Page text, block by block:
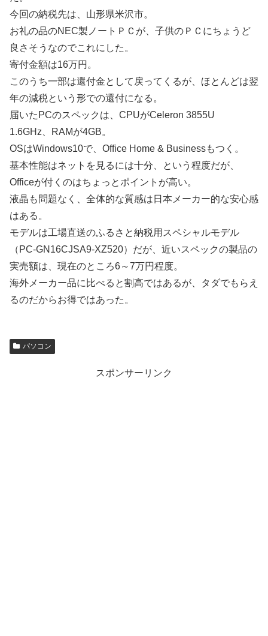
今回の納税先は、山形県米沢市。
お礼の品のNEC製ノートＰＣが、子供のＰＣにちょうど
良さそうなのでこれにした。
寄付金額は16万円。
このうち一部は還付金として戻ってくるが、ほとんどは翌
年の減税という形での還付になる。
届いたPCのスペックは、CPUがCeleron 3855U
1.6GHz、RAMが4GB。
OSはWindows10で、Office Home & Businessもつく。
基本性能はネットを見るには十分、という程度だが、
Officeが付くのはちょっとポイントが高い。
液晶も問題なく、全体的な質感は日本メーカー的な安心感
はある。
モデルは工場直送のふるさと納税用スペシャルモデル
（PC-GN16CJSA9-XZ520）だが、近いスペックの製品の
実売額は、現在のところ6～7万円程度。
海外メーカー品に比べると割高ではあるが、タダでもらえ
るのだからお得ではあった。
パソコン
スポンサーリンク